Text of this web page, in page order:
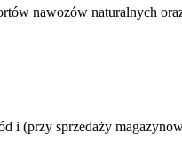
nawozów naturalnych
i (przy sprzedaży